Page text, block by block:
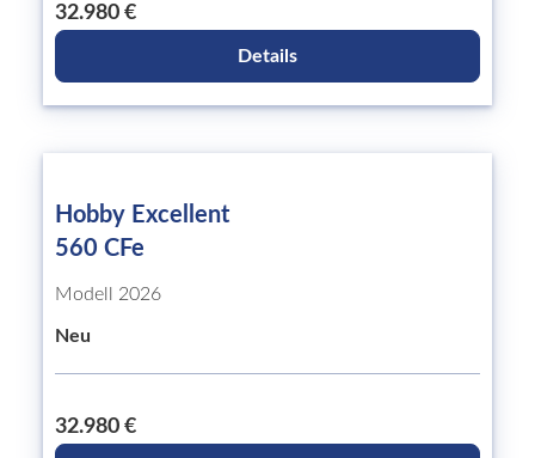
32.980 €
Details
Hobby Excellent
560 CFe
Modell 2026
Neu
32.980 €